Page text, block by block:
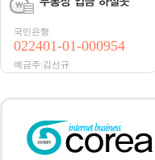
국민은행
022401-01-000954
예금주:김선규